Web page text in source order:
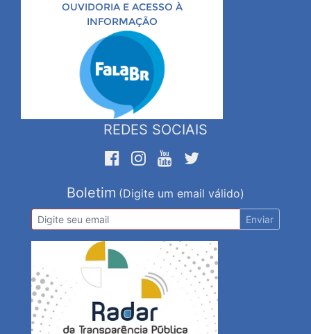
OUVIDORIA E ACESSO À
INFORMAÇÃO
REDES SOCIAIS
Boletim (Digite um email válido)
Enviar